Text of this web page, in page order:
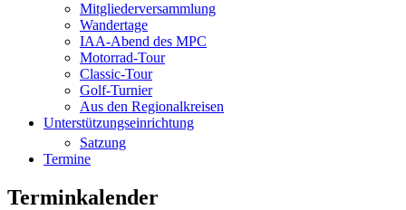
Mitgliederversammlung
Wandertage
IAA-Abend des MPC
Motorrad-Tour
Classic-Tour
Golf-Turnier
Aus den Regionalkreisen
Unterstützungseinrichtung
Satzung
Termine
Terminkalender